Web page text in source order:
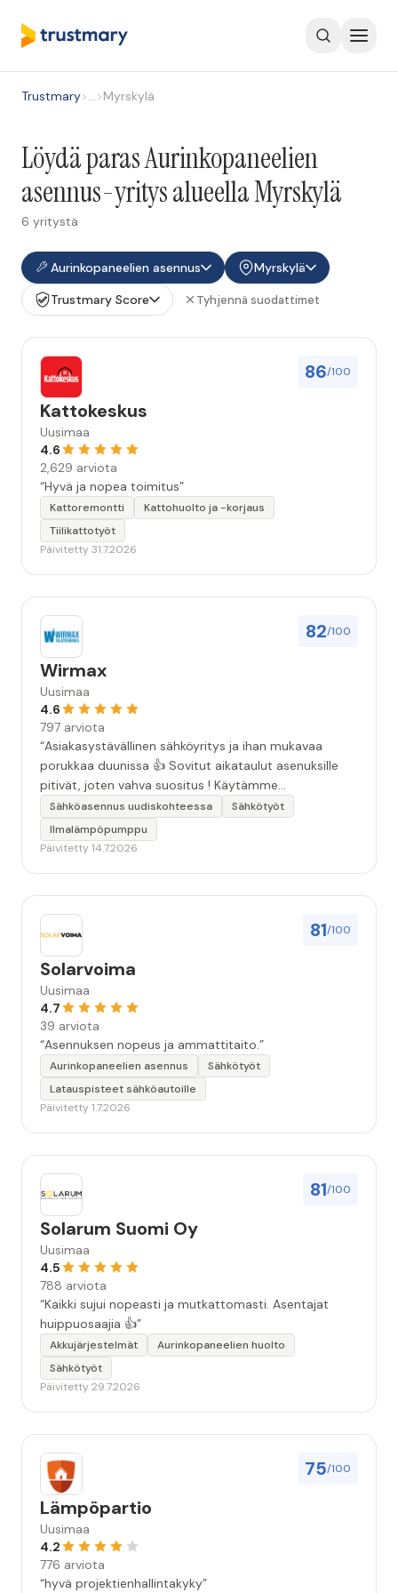
Trustmary>…>Myrskylä
Löydä paras Aurinkopaneelien
asennus-yritys alueella Myrskylä
6 yritystä
Aurinkopaneelien asennus
Myrskylä
Trustmary Score
Tyhjennä suodattimet
86/100
Kattokeskus
Uusimaa
4.6
2,629 arviota
“Hyvä ja nopea toimitus”
Kattoremontti
Kattohuolto ja -korjaus
Tiilikattotyöt
Päivitetty 31.7.2026
82/100
Wirmax
Uusimaa
4.6
797 arviota
“Asiakasystävällinen sähköyritys ja ihan mukavaa
porukkaa duunissa 👍 Sovitut aikataulut asenuksille
pitivät, joten vahva suositus ! Käytämme
seuraavallakin kerralla!”
Sähköasennus uudiskohteessa
Sähkötyöt
Ilmalämpöpumppu
Päivitetty 14.7.2026
81/100
Solarvoima
Uusimaa
4.7
39 arviota
“Asennuksen nopeus ja ammattitaito.”
Aurinkopaneelien asennus
Sähkötyöt
Latauspisteet sähköautoille
Päivitetty 1.7.2026
81/100
Solarum Suomi Oy
Uusimaa
4.5
788 arviota
“Kaikki sujui nopeasti ja mutkattomasti. Asentajat
huippuosaajia 👍”
Akkujärjestelmät
Aurinkopaneelien huolto
Sähkötyöt
Päivitetty 29.7.2026
75/100
Lämpöpartio
Uusimaa
4.2
776 arviota
“hyvä projektienhallintakyky”